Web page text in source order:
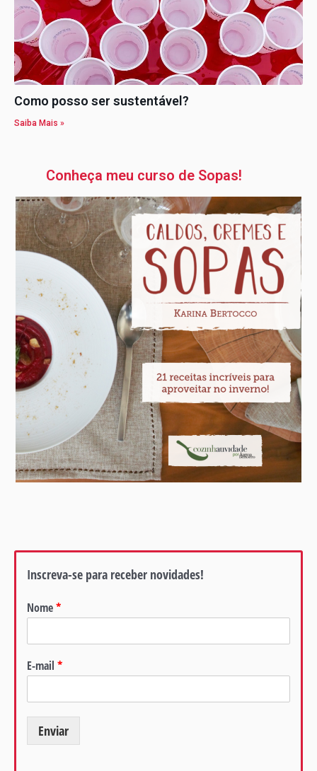
Como posso ser sustentável?
Saiba Mais »
Conheça meu curso de Sopas!
Inscreva-se para receber novidades!
Nome*
E-mail *
Enviar